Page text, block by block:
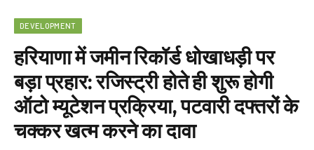
DEVELOPMENT
हरियाणा में जमीन रिकॉर्ड धोखाधड़ी पर
बड़ा प्रहार: रजिस्ट्री होते ही शुरू होगी
ऑटो म्यूटेशन प्रक्रिया, पटवारी दफ्तरों के
चक्कर खत्म करने का दावा